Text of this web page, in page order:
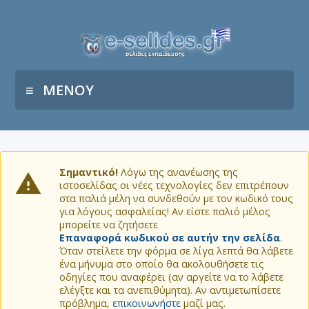
ΜΕΝΟΥ
Σημαντικό! Λόγω της ανανέωσης της
ιστοσελίδας οι νέες τεχνολογίες δεν επιτρέπουν
στα παλιά μέλη να συνδεθούν με τον κωδικό τους
για λόγους ασφαλείας! Αν είστε παλιό μέλος
μπορείτε να ζητήσετε
Επαναφορά κωδικού σε αυτήν την σελίδα.
Όταν στείλετε την φόρμα σε λίγα λεπτά θα λάβετε
ένα μήνυμα στο οποίο θα ακολουθήσετε τις
οδηγίες που αναφέρει (αν αργείτε να το λάβετε
ελέγξτε και τα ανεπιθύμητα). Αν αντιμετωπίσετε
πρόβλημα, επικοινωνήστε μαζί μας.